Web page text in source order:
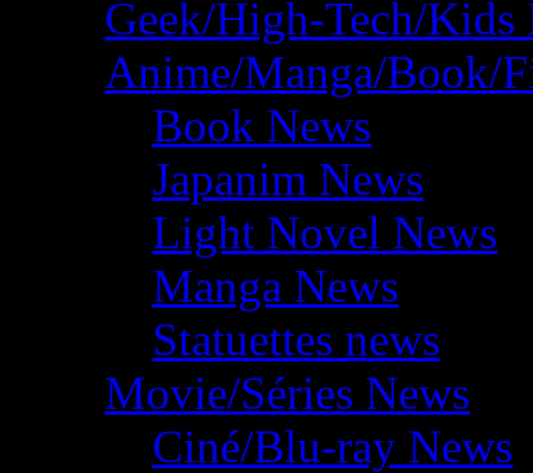
Geek/High-Tech/Kids
Anime/Manga/Book/
Book News
Japanim News
Light Novel News
Manga News
Statuettes news
Movie/Séries News
Ciné/Blu-ray News